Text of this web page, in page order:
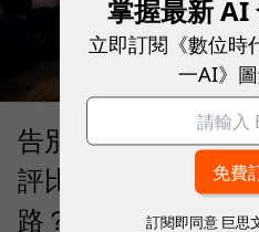
告別「極速迷思」
評比揭密：什麼才是
路？
掌握最新 AI
立即訂閱《數位時
一AI》
訂閱即同意 巨思